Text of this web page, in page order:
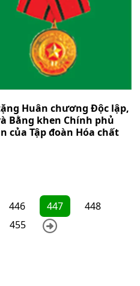
Huân chương Độc lập,
Bằng khen Chính phủ
của Tập đoàn Hóa chất
446 447
448
455